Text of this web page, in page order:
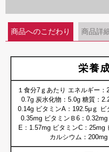
商品へのこだわり 商品詳
栄養
１食分7ｇあたり エネルギー
0.7g 炭水化物：5.0g 糖質：
0.14g ビタミンA：192.5μｇ ビ
0.35mg ビタミンＢ6：
E：1.57mg ビタミンC：25mg
カルシウム：